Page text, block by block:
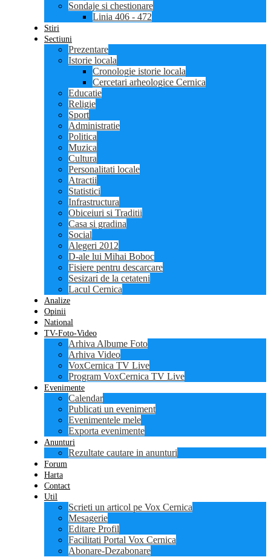
Sondaje si chestionare
Linia 406 - 472
Stiri
Sectiuni
Prezentare
Istorie locala
Cronologie istorie locala
Cercetari arheologice Cernica
Educatie
Religie
Sport
Administratie
Politica
Muzica
Cultura
Personalitati locale
Atractii
Statistici
Infrastructura
Obiceiuri si Traditii
Casa si gradina
Social
Alegeri 2012
D-ale lui Mihai Boboc
Fisiere pentru descarcare
Sesizari de la cetateni
Lacul Cernica
Analize
Opinii
National
TV-Foto-Video
Arhiva Albume Foto
Arhiva Video
VoxCernica TV Live
Program VoxCernica TV Live
Evenimente
Calendar
Publicati un eveniment
Evenimentele mele
Exporta evenimente
Anunturi
Rezultate cautare in anunturi
Forum
Harta
Contact
Util
Scrieti un articol pe Vox Cernica
Mesagerie
Editare Profil
Facilitati Portal Vox Cernica
Abonare-Dezabonare